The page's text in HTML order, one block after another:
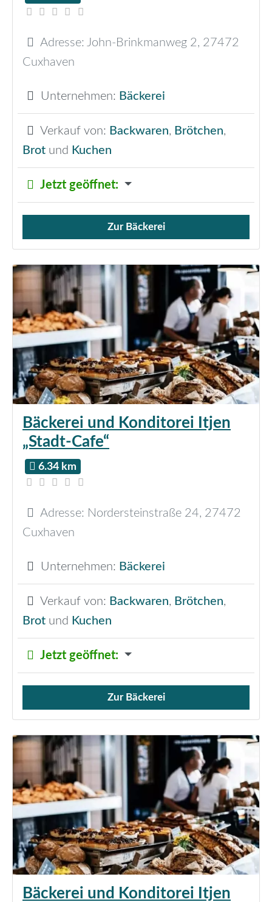
Adresse: John-Brinkmanweg 2, 27472
Cuxhaven
Unternehmen: Bäckerei
Verkauf von: Backwaren, Brötchen,
Brot und Kuchen
Jetzt geöffnet:
Verkauf von Brötchen,
Zur Bäckerei
Bäckerei und Konditorei Itjen
„Stadt-Cafe“
6.34 km
Adresse: Nordersteinstraße 24, 27472
Cuxhaven
Unternehmen: Bäckerei
Verkauf von: Backwaren, Brötchen,
Brot und Kuchen
Jetzt geöffnet:
Verkauf von Brötchen,
Zur Bäckerei
Bäckerei und Konditorei Itjen